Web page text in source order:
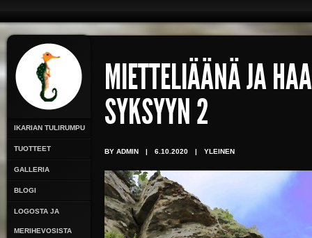
IKARIAN TULIRUMPU
TUOTTEET
GALLERIA
BLOGI
LOGOSTA JA
MERIHEVOSISTA
MIETTELIÄÄNÄ JA
SYKSYYN 2
BY ADMIN | 6.10.2020 | YLEINEN